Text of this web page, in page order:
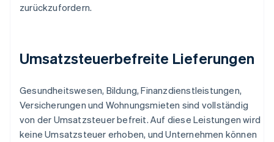
zurückzufordern.
Umsatzsteuerbefreite Lieferungen
Gesundheitswesen, Bildung, Finanzdienstleistungen,
Versicherungen und Wohnungsmieten sind vollständig
von der Umsatzsteuer befreit. Auf diese Leistungen wird
keine Umsatzsteuer erhoben, und Unternehmen können